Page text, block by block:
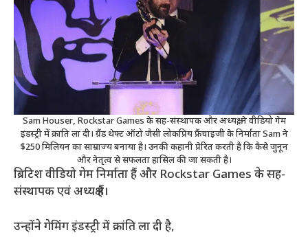
Sam Houser, Rockstar Games के सह-संस्थापक और अध्यक्ष, ने वीडियो गेम
इंडस्ट्री में क्रांति ला दी। ग्रैंड थेफ्ट ऑटो जैसी लोकप्रिय फ्रैंचाइजी के निर्माता Sam ने
$250 मिलियन का साम्राज्य बनाया है। उनकी कहानी प्रेरित करती है कि कैसे जुनून
और नेतृत्व से सफलता हासिल की जा सकती है।
ब्रिटिश वीडियो गेम निर्माता हैं और Rockstar Games के सह-
संस्थापक एवं अध्यक्ष हैं।
उन्होंने गेमिंग इंडस्ट्री में क्रांति ला दी है,